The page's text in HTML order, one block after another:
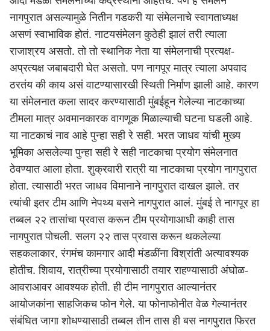
नागपुरात असल्यामुळे नितीन गडकरी या संमेलनाचे स्वागताध्यक्ष
असणं स्वाभाविक होतं. नाटयसंमेलन कुठेही झालं तरी त्याला
राजाश्रय असतो. तो तो स्थानिक नेता या संमेलनाची प्रत्यक्ष-
अप्रत्यक्ष जबाबदारी घेत असतो. पण नागपूर मात्र त्याला अपवाद
ठरतंय की काय असं वाटण्यासारखी स्थिती निर्माण झाली आहे. कारण
या संमेलनात कला सादर करण्यासाठी मुंबईहून गेलेल्या नाटकाच्या
टीमला मात्र अवमानकारक वागणूक मिळाल्याची घटना घडली आहे.
या नाटकाचं नाव आहे पुन्हा सही रे सही. भरत जाधव यांची मुख्य
भूमिका असलेल्या पुन्हा सही रे सही नाटकाचा प्रयोग संमेलनात
ठेवण्यात आला होता. शुक्रवारी रात्री या नाटकाचा प्रयोग नागपुरात
होता. त्यासाठी भरत जाधव विमानाने नागपुरात दाखल झाले. तर
त्यांची इतर टीम आणि नेपथ्य बसने नागपुरात आलं. मुंबई ते नागपूर हा
तब्बल २२ तासांचा प्रवास करून टीम प्रयोगाआधी काही तास
नागपुरात पोचली. सलग २२ तास प्रवास करून थकलेल्या
सहकलाकार, रंगमंच कामगार आदी मंडळींना विश्रांती अत्यावश्यक
होतीच. शिवाय, रात्रीच्या प्रयोगासाठी तयार राहण्यासाठी अंघोळ-
आवराआवर आवश्यक होती. ही टीम नागपुरात आल्यानंतर
आयोजकांना साहजिकच फोन गेले. या फोनाफोनीत वेळ गेल्यानंतर
संबंधित जागा शोधण्यासाठी तब्बल तीन तास ही बस नागपुरात फिरत